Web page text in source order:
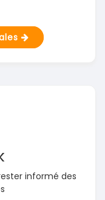
informé des